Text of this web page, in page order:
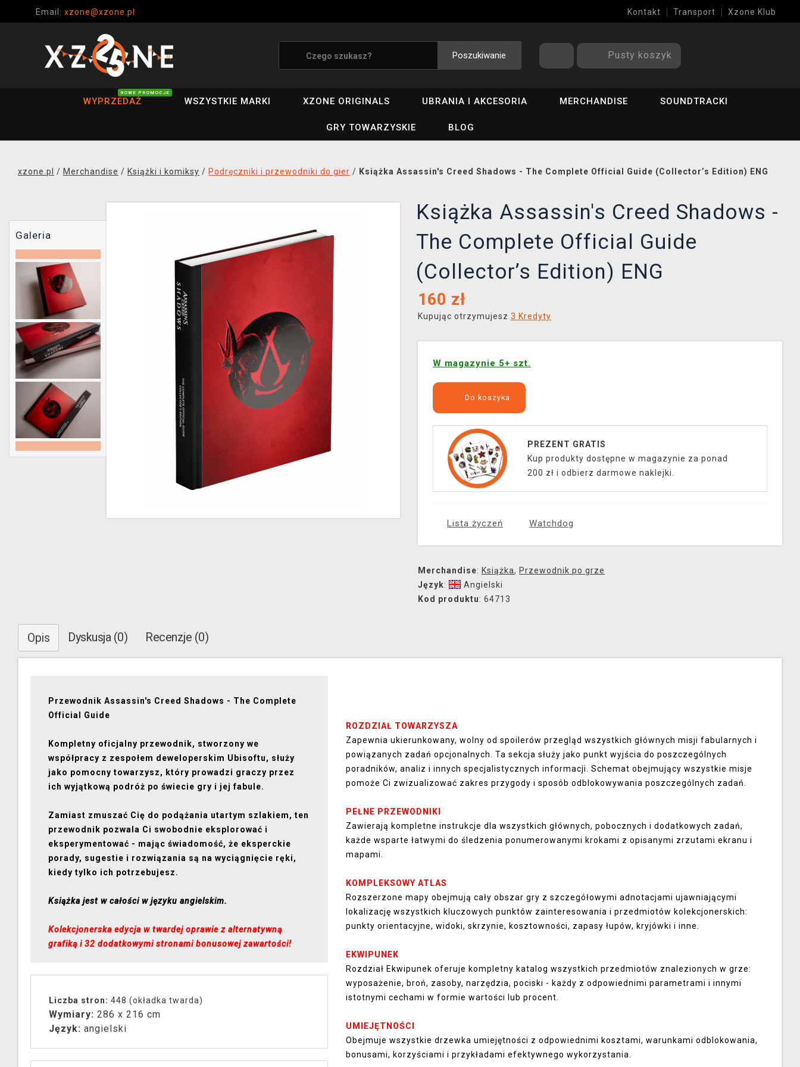
Email: xzone@xzone.pl Kontakt Transport Xzone Klub
Poszukiwanie Pusty koszyk
WYPRZEDAŻ
NOWE PROMOCJE
WSZYSTKIE MARKI XZONE ORIGINALS UBRANIA I AKCESORIA MERCHANDISE SOUNDTRACKI
GRY TOWARZYSKIE BLOG
xzone.pl / Merchandise / Książki i komiksy / Podręczniki i przewodniki do gier / Książka Assassin's Creed Shadows - The Complete Official Guide (Collector’s Edition) ENG
Galeria
Książka Assassin's Creed Shadows -
The Complete Official Guide
(Collector’s Edition) ENG
160 zł
Kupując otrzymujesz 3 Kredyty
W magazynie 5+ szt.
Do koszyka
PREZENT GRATIS
Kup produkty dostępne w magazynie za ponad
200 zł i odbierz darmowe naklejki.
Lista życzeń Watchdog
Merchandise: Książka, Przewodnik po grze
Język:
Angielski
Kod produktu: 64713
Opis Dyskusja (0) Recenzje (0)
Przewodnik Assassin's Creed Shadows - The Complete
Official Guide
Kompletny oficjalny przewodnik, stworzony we
współpracy z zespołem deweloperskim Ubisoftu, służy
jako pomocny towarzysz, który prowadzi graczy przez
ich wyjątkową podróż po świecie gry i jej fabule.
Zamiast zmuszać Cię do podążania utartym szlakiem, ten
przewodnik pozwala Ci swobodnie eksplorować i
eksperymentować - mając świadomość, że eksperckie
porady, sugestie i rozwiązania są na wyciągnięcie ręki,
kiedy tylko ich potrzebujesz.
Książka jest w całości w języku angielskim.
Kolekcjonerska edycja w twardej oprawie z alternatywną
grafiką i 32 dodatkowymi stronami bonusowej zawartości!
Liczba stron: 448 (okładka twarda)
Wymiary: 286 x 216 cm
Język: angielski
ROZDZIAŁ TOWARZYSZA
Zapewnia ukierunkowany, wolny od spoilerów przegląd wszystkich głównych misji fabularnych i
powiązanych zadań opcjonalnych. Ta sekcja służy jako punkt wyjścia do poszczególnych
poradników, analiz i innych specjalistycznych informacji. Schemat obejmujący wszystkie misje
pomoże Ci zwizualizować zakres przygody i sposób odblokowywania poszczególnych zadań.
PEŁNE PRZEWODNIKI
Zawierają kompletne instrukcje dla wszystkich głównych, pobocznych i dodatkowych zadań,
każde wsparte łatwymi do śledzenia ponumerowanymi krokami z opisanymi zrzutami ekranu i
mapami.
KOMPLEKSOWY ATLAS
Rozszerzone mapy obejmują cały obszar gry z szczegółowymi adnotacjami ujawniającymi
lokalizację wszystkich kluczowych punktów zainteresowania i przedmiotów kolekcjonerskich:
punkty orientacyjne, widoki, skrzynie, kosztowności, zapasy łupów, kryjówki i inne.
EKWIPUNEK
Rozdział Ekwipunek oferuje kompletny katalog wszystkich przedmiotów znalezionych w grze:
wyposażenie, broń, zasoby, narzędzia, pociski - każdy z odpowiednimi parametrami i innymi
istotnymi cechami w formie wartości lub procent.
UMIEJĘTNOŚCI
Obejmuje wszystkie drzewka umiejętności z odpowiednimi kosztami, warunkami odblokowania,
bonusami, korzyściami i przykładami efektywnego wykorzystania.